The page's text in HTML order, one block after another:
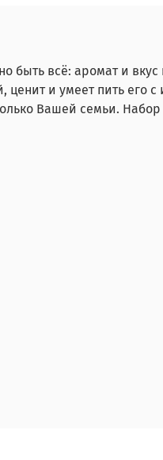
быть всё: аромат и
и умеет пить
Вашей семьи.